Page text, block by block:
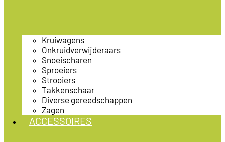
Kruiwagens
Onkruidverwijderaars
Snoeischaren
Sproeiers
Strooiers
Takkenschaar
Diverse gereedschappen
Zagen
ACCESSOIRES